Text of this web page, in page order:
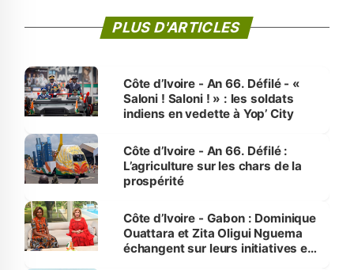
PLUS D'ARTICLES
Côte d’Ivoire - An 66. Défilé - «
Saloni ! Saloni ! » : les soldats
indiens en vedette à Yop’ City
Côte d’Ivoire - An 66. Défilé :
L’agriculture sur les chars de la
prospérité
Côte d’Ivoire - Gabon : Dominique
Ouattara et Zita Oligui Nguema
échangent sur leurs initiatives en